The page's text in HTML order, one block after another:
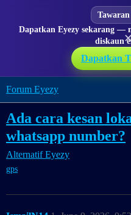
Dapatkan Eyezy sekarang —
diskaun
Dapatkan
Forum Eyezy
Ada cara kesan
whatsapp number?
Alternatif Eyezy
gps